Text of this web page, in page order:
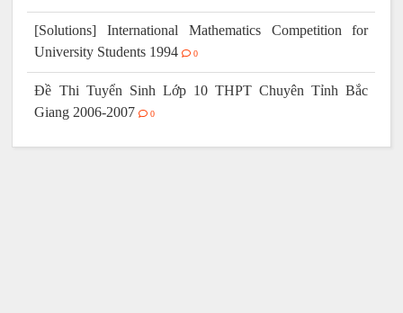
[Solutions] International Mathematics Competition for
University Students 1994
0
Đề Thi Tuyển Sinh Lớp 10 THPT Chuyên Tỉnh Bắc
Giang 2006-2007
0